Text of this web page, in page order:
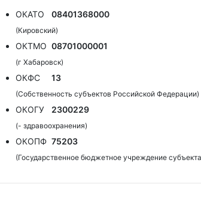
ОКАТО
08401368000
(Кировский)
ОКТМО 08701000001
(г Хабаровск)
ОКФС 13
(Собственность субъектов Российской Федерации)
ОКОГУ 2300229
(- здравоохранения)
ОКОПФ 75203
(Государственное бюджетное учреждение